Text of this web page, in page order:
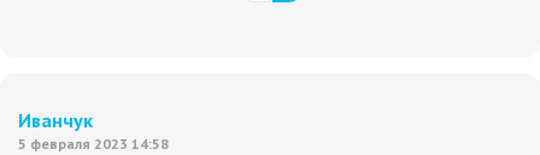
Иванчук
5 февраля 2023 14:58